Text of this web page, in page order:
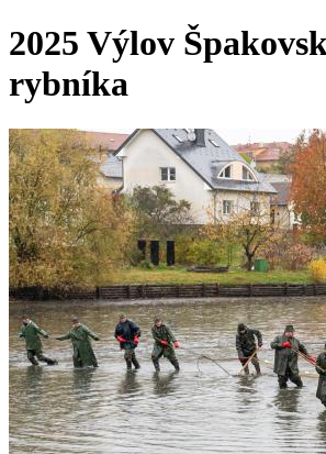
2025 Výlov
rybníka